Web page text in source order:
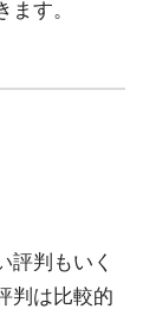
す。
評判もいく
判は比較的